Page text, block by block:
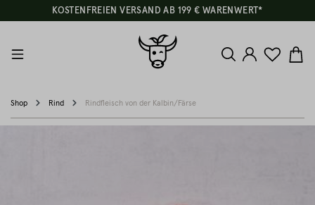
KOSTENFREIEN VERSAND AB 199 € WARENWERT*
Shop Rind Rindfleisch von der Kalbin/Färse